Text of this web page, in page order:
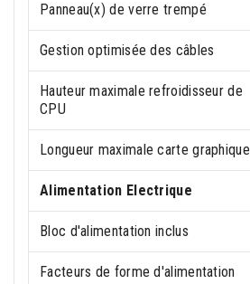
Panneau(x) de verre trempé
Gestion optimisée des câbles
Hauteur maximale refroidisseur de
CPU
Longueur maximale carte graphique
Alimentation Electrique
Bloc d'alimentation inclus
Facteurs de forme d'alimentation